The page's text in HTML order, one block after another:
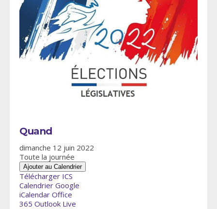
Quand
dimanche 12 juin 2022
Toute la journée
Ajouter au Calendrier
Télécharger ICS
Calendrier Google
iCalendar Office
365 Outlook Live